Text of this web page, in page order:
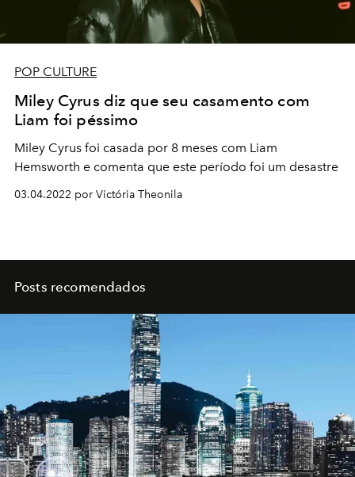
POP CULTURE
Miley Cyrus diz que seu casamento com
Liam foi péssimo
Miley Cyrus foi casada por 8 meses com Liam
Hemsworth e comenta que este período foi um desastre
03.04.2022 por Victória Theonila
Posts recomendados